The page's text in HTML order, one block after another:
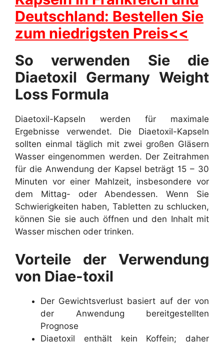
Deutschland: Bestellen Sie
zum niedrigsten Preis<<
So verwenden Sie die
Diaetoxil Germany Weight
Loss Formula
Diaetoxil-Kapseln werden für maximale
Ergebnisse verwendet. Die Diaetoxil-Kapseln
sollten einmal täglich mit zwei großen Gläsern
Wasser eingenommen werden. Der Zeitrahmen
für die Anwendung der Kapsel beträgt 15 – 30
Minuten vor einer Mahlzeit, insbesondere vor
dem Mittag- oder Abendessen. Wenn Sie
Schwierigkeiten haben, Tabletten zu schlucken,
können Sie sie auch öffnen und den Inhalt mit
Wasser mischen oder trinken.
Vorteile der Verwendung
von Diae-toxil
Der Gewichtsverlust basiert auf der von
der Anwendung bereitgestellten
Prognose
Diaetoxil enthält kein Koffein; daher